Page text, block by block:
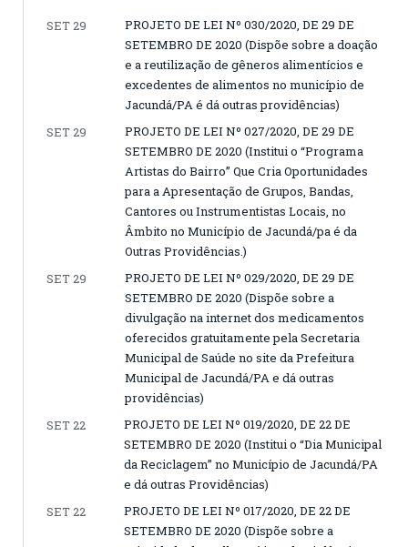
SET 29
PROJETO DE LEI Nº 030/2020, DE 29 DE
SETEMBRO DE 2020 (Dispõe sobre a doação
e a reutilização de gêneros alimentícios e
excedentes de alimentos no município de
Jacundá/PA é dá outras providências)
SET 29
PROJETO DE LEI Nº 027/2020, DE 29 DE
SETEMBRO DE 2020 (Institui o “Programa
Artistas do Bairro” Que Cria Oportunidades
para a Apresentação de Grupos, Bandas,
Cantores ou Instrumentistas Locais, no
Âmbito no Município de Jacundá/pa é da
Outras Providências.)
SET 29
PROJETO DE LEI Nº 029/2020, DE 29 DE
SETEMBRO DE 2020 (Dispõe sobre a
divulgação na internet dos medicamentos
oferecidos gratuitamente pela Secretaria
Municipal de Saúde no site da Prefeitura
Municipal de Jacundá/PA e dá outras
providências)
SET 22
PROJETO DE LEI Nº 019/2020, DE 22 DE
SETEMBRO DE 2020 (Institui o “Dia Municipal
da Reciclagem” no Município de Jacundá/PA
e dá outras Providências)
SET 22
PROJETO DE LEI Nº 017/2020, DE 22 DE
SETEMBRO DE 2020 (Dispõe sobre a